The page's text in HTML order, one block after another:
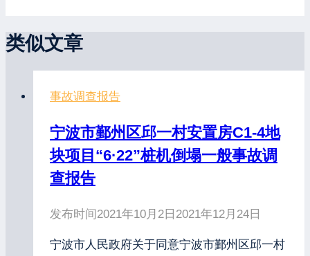
类似文章
事故调查报告
宁波市鄞州区邱一村安置房C1-4地
块项目“6·22”桩机倒塌一般事故调
查报告
发布时间2021年10月2日 2021年12月24日
宁波市人民政府关于同意宁波市鄞州区邱一村